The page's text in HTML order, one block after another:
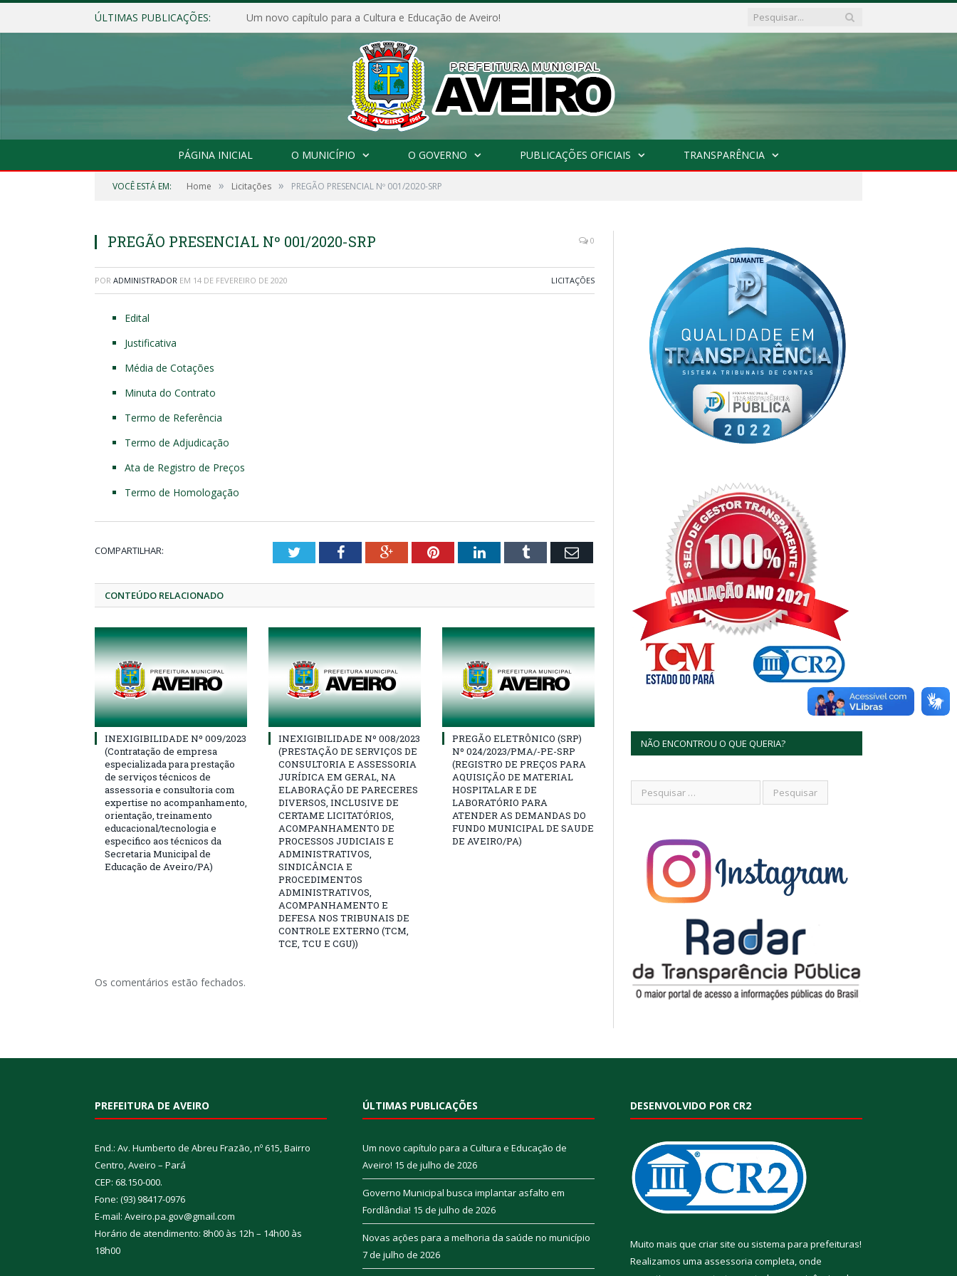
ÚLTIMAS PUBLICAÇÕES: Um novo capítulo para a Cultura e Educação de Aveiro!
PÁGINA INICIAL O MUNICÍPIO O GOVERNO PUBLICAÇÕES OFICIAIS TRANSPARÊNCIA
VOCÊ ESTÁ EM: Home » Licitações » PREGÃO PRESENCIAL Nº 001/2020-SRP
PREGÃO PRESENCIAL Nº 001/2020-SRP 0
POR ADMINISTRADOR EM 14 DE FEVEREIRO DE 2020 LICITAÇÕES
Edital
Justificativa
Média de Cotações
Minuta do Contrato
Termo de Referência
Termo de Adjudicação
Ata de Registro de Preços
Termo de Homologação
COMPARTILHAR: TwitterFacebookGoogle+PinterestLinkedInTumblr Email
CONTEÚDO RELACIONADO
INEXIGIBILIDADE Nº 009/2023
(Contratação de empresa
especializada para prestação
de serviços técnicos de
assessoria e consultoria com
expertise no acompanhamento,
orientação, treinamento
educacional/tecnologia e
especifico aos técnicos da
Secretaria Municipal de
Educação de Aveiro/PA)
INEXIGIBILIDADE Nº 008/2023
(PRESTAÇÃO DE SERVIÇOS DE
CONSULTORIA E ASSESSORIA
JURÍDICA EM GERAL, NA
ELABORAÇÃO DE PARECERES
DIVERSOS, INCLUSIVE DE
CERTAME LICITATÓRIOS,
ACOMPANHAMENTO DE
PROCESSOS JUDICIAIS E
ADMINISTRATIVOS,
SINDICÂNCIA E
PROCEDIMENTOS
ADMINISTRATIVOS,
ACOMPANHAMENTO E
DEFESA NOS TRIBUNAIS DE
CONTROLE EXTERNO (TCM,
TCE, TCU E CGU))
PREGÃO ELETRÔNICO (SRP)
Nº 024/2023/PMA/-PE-SRP
(REGISTRO DE PREÇOS PARA
AQUISIÇÃO DE MATERIAL
HOSPITALAR E DE
LABORATÓRIO PARA
ATENDER AS DEMANDAS DO
FUNDO MUNICIPAL DE SAUDE
DE AVEIRO/PA)
Os comentários estão fechados.
NÃO ENCONTROU O QUE QUERIA?
PREFEITURA DE AVEIRO
End.: Av. Humberto de Abreu Frazão, nº 615, Bairro
Centro, Aveiro – Pará
CEP: 68.150-000.
Fone: (93) 98417-0976
E-mail: Aveiro.pa.gov@gmail.com
Horário de atendimento: 8h00 às 12h – 14h00 às
18h00
ÚLTIMAS PUBLICAÇÕES
Um novo capítulo para a Cultura e Educação de
Aveiro! 15 de julho de 2026
Governo Municipal busca implantar asfalto em
Fordlândia! 15 de julho de 2026
Novas ações para a melhoria da saúde no município
7 de julho de 2026
DESENVOLVIDO POR CR2
Muito mais que criar site ou sistema para prefeituras!
Realizamos uma assessoria completa, onde